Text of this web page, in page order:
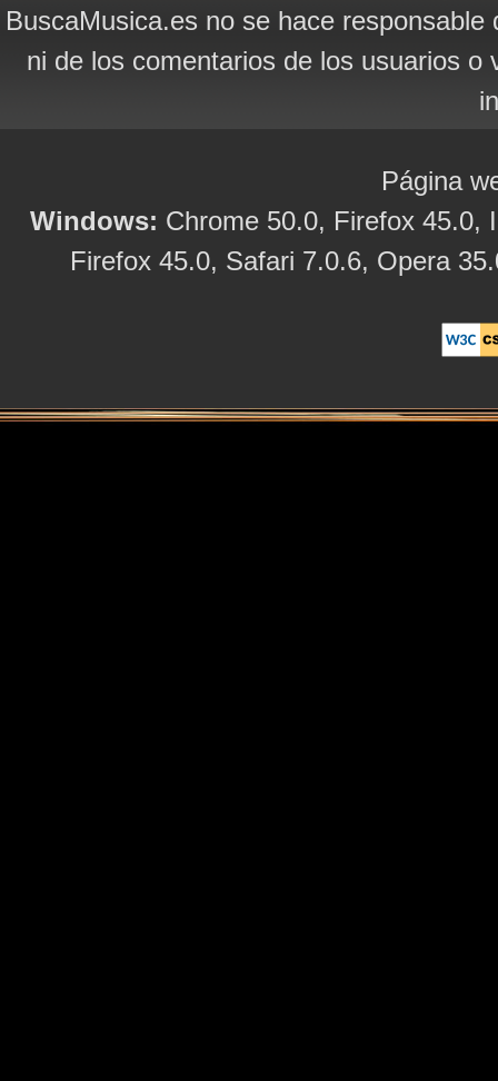
BuscaMusica.es no se hace
ni de los comentarios de los usuarios
Página
Windows: Chrome 50.0, Firefox 45.0,
Firefox 45.0, Safari 7.0.6, Opera